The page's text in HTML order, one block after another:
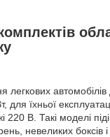
легкових автомобілів
для їхньої
220 В. Такі моделі
невеликих боксів і